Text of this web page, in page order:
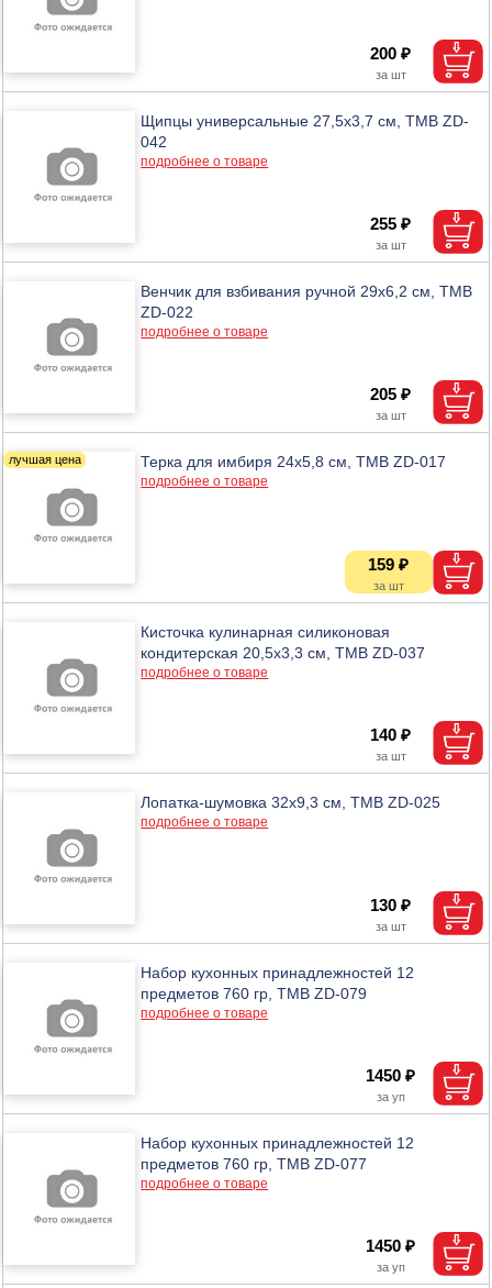
200 ₽
Щипцы универсальные 27,5х3,7 см, ТМВ ZD-
042
подробнее о товаре
255 ₽
Венчик для взбивания ручной 29х6,2 см, ТМВ
ZD-022
подробнее о товаре
205 ₽
Терка для имбиря 24х5,8 см, ТМВ ZD-017
подробнее о товаре
159 ₽
Кисточка кулинарная силиконовая
кондитерская 20,5х3,3 см, ТМВ ZD-037
подробнее о товаре
140 ₽
Лопатка-шумовка 32х9,3 см, ТМВ ZD-025
подробнее о товаре
130 ₽
Набор кухонных принадлежностей 12
предметов 760 гр, ТМВ ZD-079
подробнее о товаре
1450 ₽
Набор кухонных принадлежностей 12
предметов 760 гр, ТМВ ZD-077
подробнее о товаре
1450 ₽